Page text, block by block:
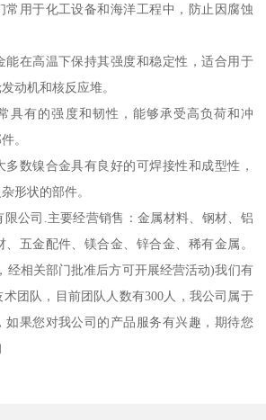
常用于化工设备和海洋工程中，防止因腐蚀
能在高温下保持其强度和稳定性，适合用于
动机和核反应堆。
具有的强度和韧性，能够承受高负荷和冲
。
数镍合金具有良好的可焊接性和成型性，
形状的部件。
限公司.主要经营销售：金属材料、钢材、铝
五金配件、镁合金、锌合金、稀有金属。
经相关部门批准后方可开展经营活动)我们有
团队，目前团队人数有300人，我公司属于
如果您对我公司的产品服务有兴趣，期待您